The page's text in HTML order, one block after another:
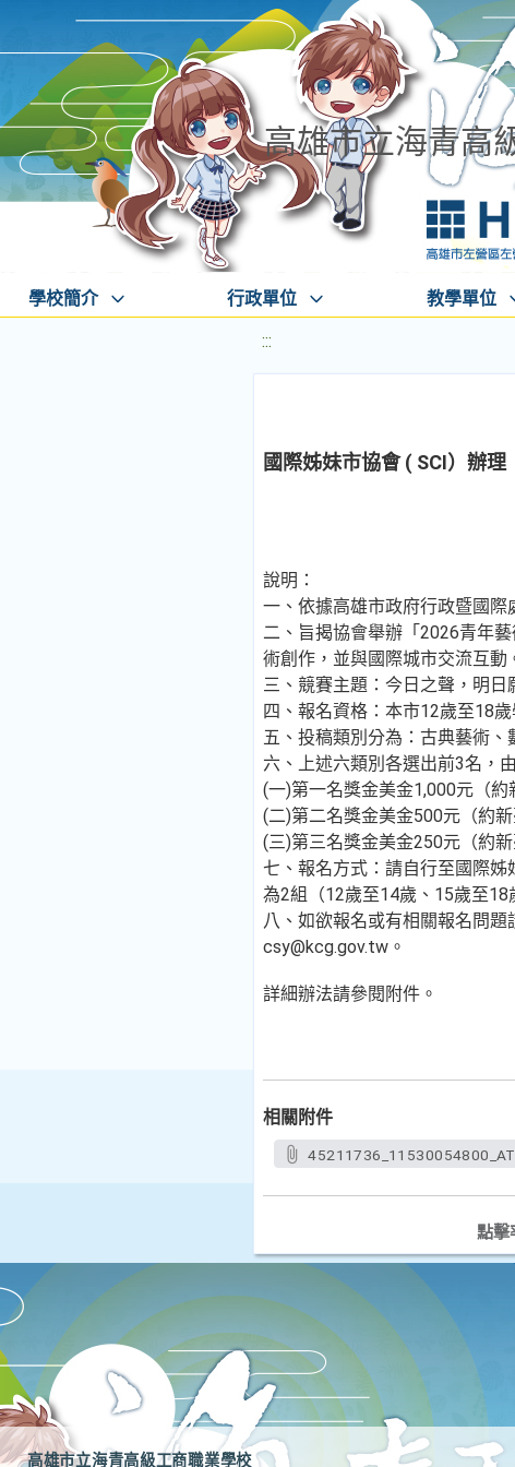
高雄市立海青高
學校簡介 行政單位 教學單位
:::
國際姊妹市協會 ( SCI）辦理
說明：
一、依據高雄市政府行政暨國
二、旨揭協會舉辦「2026青年
術創作，並與國際城市交流互動
三、競賽主題：今日之聲，明日
四、報名資格：本市12歲至18歲
五、投稿類別分為：古典藝術
六、上述六類別各選出前3名，
(一)第一名獎金美金1,000元（約
(二)第二名獎金美金500元（約
(三)第三名獎金美金250元（約新
七、報名方式：請自行至國際
為2組（12歲至14歲、15歲至
八、如欲報名或有相關報名問
csy@kcg.gov.tw。
詳細辦法請參閱附件。
相關附件
點擊
高雄市立海青高級工商職業學校